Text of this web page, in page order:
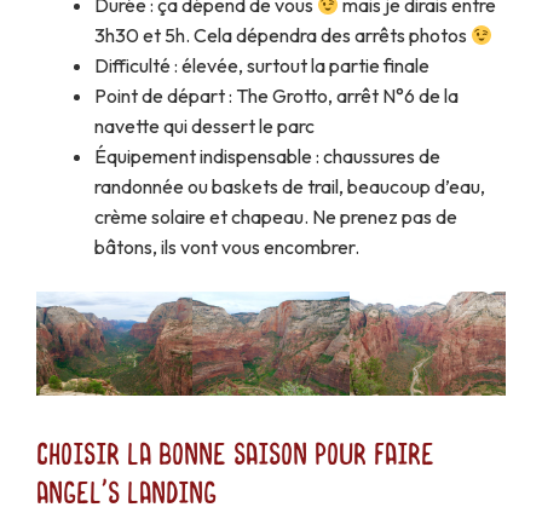
Durée : ça dépend de vous
mais je dirais entre
3h30 et 5h. Cela dépendra des arrêts photos
Difficulté : élevée, surtout la partie finale
Point de départ : The Grotto, arrêt N°6 de la
navette qui dessert le parc
Équipement indispensable : chaussures de
randonnée ou baskets de trail, beaucoup d’eau,
crème solaire et chapeau. Ne prenez pas de
bâtons, ils vont vous encombrer.
Choisir la bonne saison pour faire
Angel's Landing